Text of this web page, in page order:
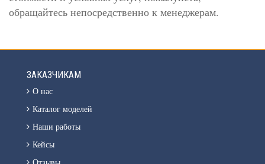
обращайтесь непосредственно к менеджерам.
ЗАКАЗЧИКАМ
О нас
Каталог моделей
Наши работы
Кейсы